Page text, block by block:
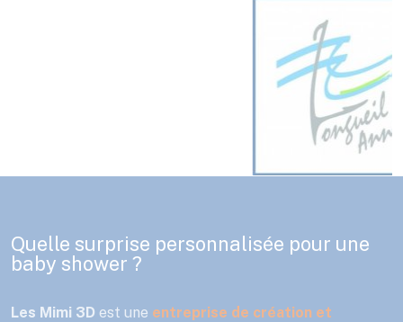
Quelle surprise personnalisée pour une
baby shower ?
Les Mimi 3D est une entreprise de création et